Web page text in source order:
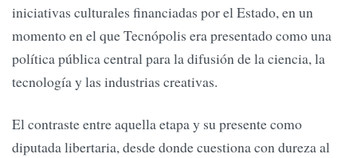
iniciativas culturales financiadas por el Estado, en un
momento en el que Tecnópolis era presentado como una
política pública central para la difusión de la ciencia, la
tecnología y las industrias creativas.
El contraste entre aquella etapa y su presente como
diputada libertaria, desde donde cuestiona con dureza al